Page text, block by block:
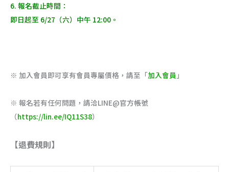
6. 報名截止時間：
即日起至 6/27（六）中午 12:00。
※ 加入會員即可享有會員專屬價格，請至「加入會員 」
※ 報名若有任何問題，請洽LINE@官方帳號
（https://lin.ee/IQ11S38）
【退費規則】